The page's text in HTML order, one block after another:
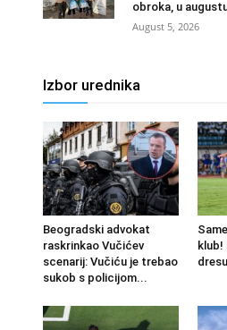
obroka, u
August 5, 2026
Izbor urednika
Beogradski advokat
raskrinkao Vučićev
scenarij: Vučiću je trebao
sukob s policijom...
klub!